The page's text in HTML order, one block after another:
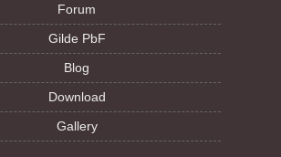
Forum
Gilde PbF
Blog
Download
Gallery